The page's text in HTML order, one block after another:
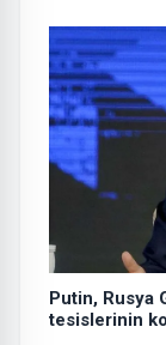
Putin, Rusya
tesislerinin